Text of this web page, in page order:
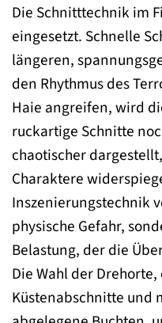
Die Schnitttechnik im
eingesetzt. Schnelle
längeren,
den Rhythmus des
Haie angreifen, wird
ruckartige Schnitte
chaotischer
Charaktere
Inszenierungstechnik
physische Gefahr,
Belastung, der die
Die Wahl der
Küstenabschnitte und